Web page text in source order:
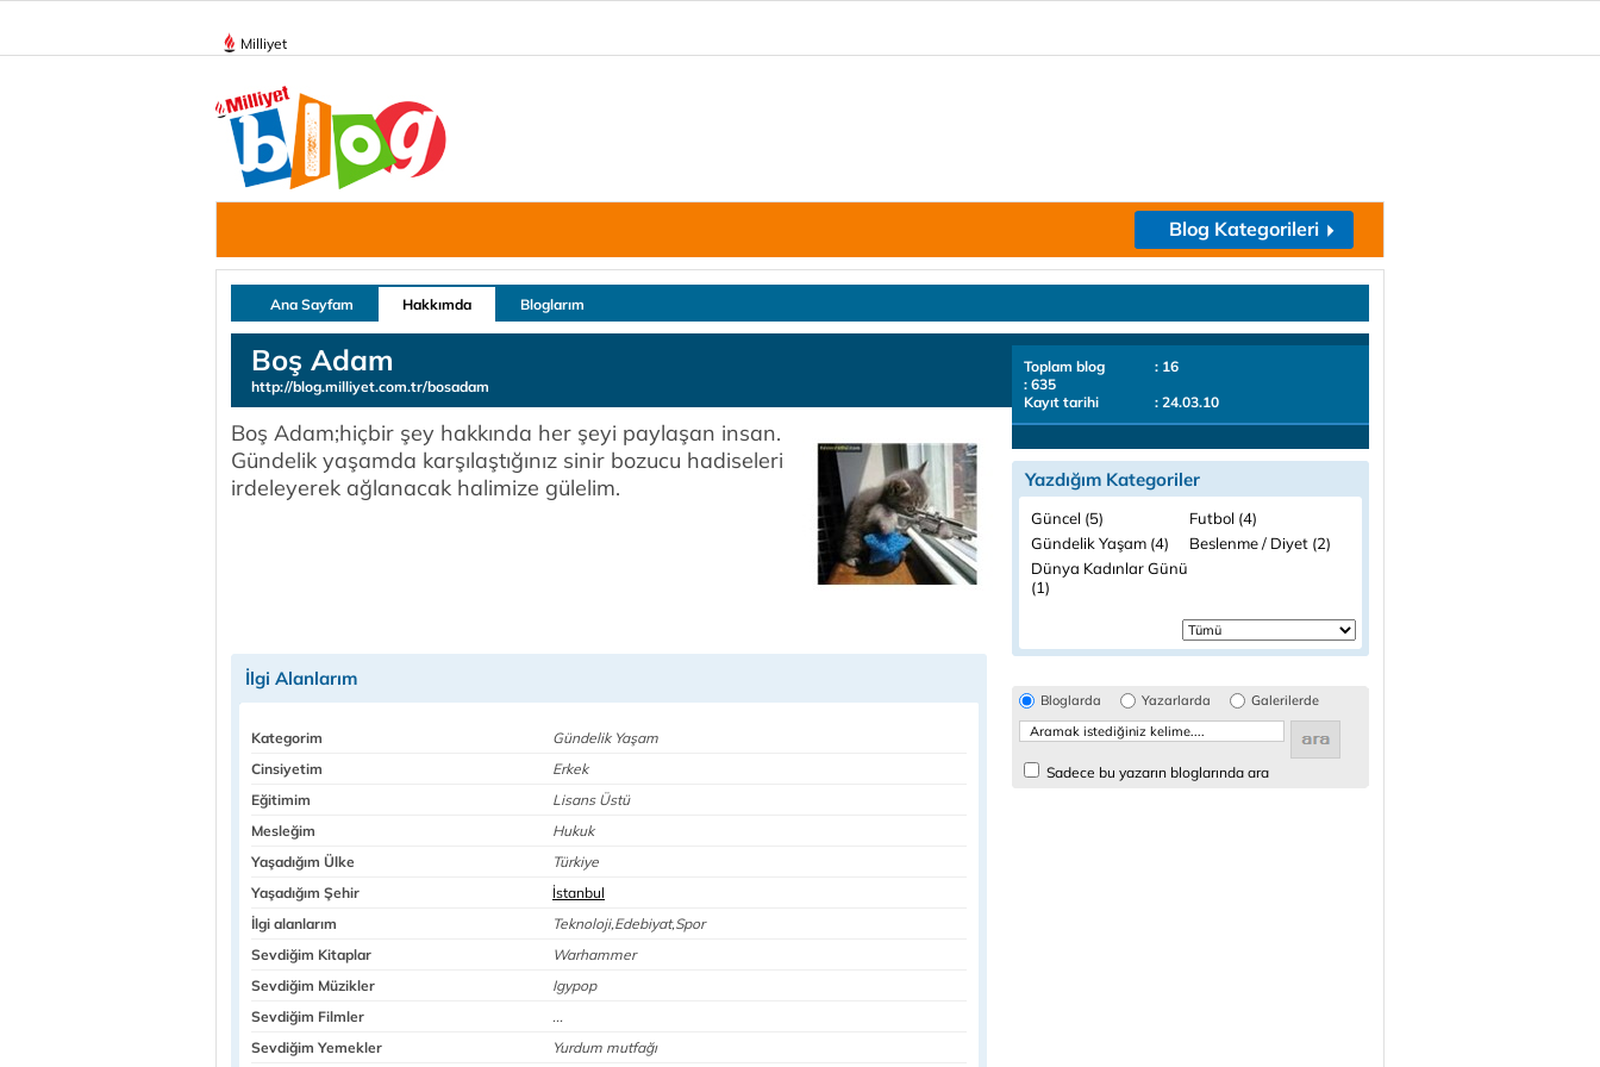
Milliyet
Blog Kategorileri
Ana Sayfam Hakkımda Bloglarım
Boş Adam
http://blog.milliyet.com.tr/bosadam
Boş Adam;hiçbir şey hakkında her şeyi paylaşan insan.
Gündelik yaşamda karşılaştığınız sinir bozucu hadiseleri
irdeleyerek ağlanacak halimize gülelim.
İlgi Alanlarım
Kategorim
Gündelik Yaşam
Cinsiyetim
Erkek
Eğitimim
Lisans Üstü
Mesleğim
Hukuk
Yaşadığım Ülke
Türkiye
Yaşadığım Şehir
İstanbul
İlgi alanlarım
Teknoloji,Edebiyat,Spor
Sevdiğim Kitaplar
Warhammer
Sevdiğim Müzikler
Igypop
Sevdiğim Filmler
...
Sevdiğim Yemekler
Yurdum mutfağı
Toplam blog
: 16
: 635
Kayıt tarihi
: 24.03.10
Yazdığım Kategoriler
Güncel (5)
Futbol (4)
Gündelik Yaşam (4)
Beslenme / Diyet (2)
Dünya Kadınlar Günü
(1)
Bloglarda Yazarlarda Galerilerde
Sadece bu yazarın bloglarında ara